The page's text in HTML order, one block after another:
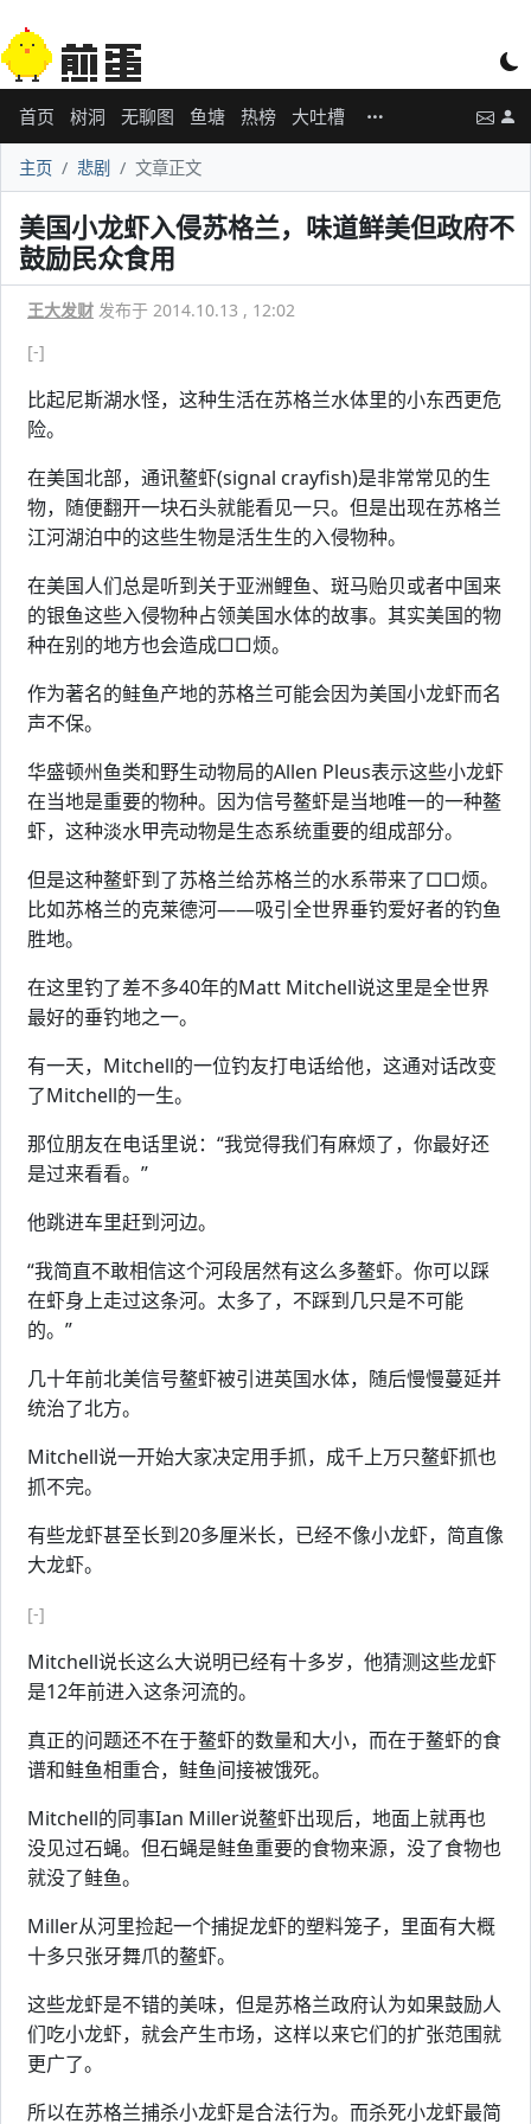
首页 树洞 无聊图 鱼塘 热榜 大吐槽
主页 悲剧 文章正文
美国小龙虾入侵苏格兰，味道鲜美但政府不
鼓励民众食用
王大发财 发布于 2014.10.13 , 12:02
[-]
比起尼斯湖水怪，这种生活在苏格兰水体里的小东西更危
险。
在美国北部，通讯鳌虾(signal crayfish)是非常常见的生
物，随便翻开一块石头就能看见一只。但是出现在苏格兰
江河湖泊中的这些生物是活生生的入侵物种。
在美国人们总是听到关于亚洲鲤鱼、斑马贻贝或者中国来
的银鱼这些入侵物种占领美国水体的故事。其实美国的物
种在别的地方也会造成□□烦。
作为著名的鲑鱼产地的苏格兰可能会因为美国小龙虾而名
声不保。
华盛顿州鱼类和野生动物局的Allen Pleus表示这些小龙虾
在当地是重要的物种。因为信号鳌虾是当地唯一的一种鳌
虾，这种淡水甲壳动物是生态系统重要的组成部分。
但是这种鳌虾到了苏格兰给苏格兰的水系带来了□□烦。
比如苏格兰的克莱德河——吸引全世界垂钓爱好者的钓鱼
胜地。
在这里钓了差不多40年的Matt Mitchell说这里是全世界
最好的垂钓地之一。
有一天，Mitchell的一位钓友打电话给他，这通对话改变
了Mitchell的一生。
那位朋友在电话里说：“我觉得我们有麻烦了，你最好还
是过来看看。”
他跳进车里赶到河边。
“我简直不敢相信这个河段居然有这么多鳌虾。你可以踩
在虾身上走过这条河。太多了，不踩到几只是不可能
的。”
几十年前北美信号鳌虾被引进英国水体，随后慢慢蔓延并
统治了北方。
Mitchell说一开始大家决定用手抓，成千上万只鳌虾抓也
抓不完。
有些龙虾甚至长到20多厘米长，已经不像小龙虾，简直像
大龙虾。
[-]
Mitchell说长这么大说明已经有十多岁，他猜测这些龙虾
是12年前进入这条河流的。
真正的问题还不在于鳌虾的数量和大小，而在于鳌虾的食
谱和鲑鱼相重合，鲑鱼间接被饿死。
Mitchell的同事Ian Miller说鳌虾出现后，地面上就再也
没见过石蝇。但石蝇是鲑鱼重要的食物来源，没了食物也
就没了鲑鱼。
Miller从河里捡起一个捕捉龙虾的塑料笼子，里面有大概
十多只张牙舞爪的鳌虾。
这些龙虾是不错的美味，但是苏格兰政府认为如果鼓励人
们吃小龙虾，就会产生市场，这样以来它们的扩张范围就
更广了。
所以在苏格兰捕杀小龙虾是合法行为。而杀死小龙虾最简